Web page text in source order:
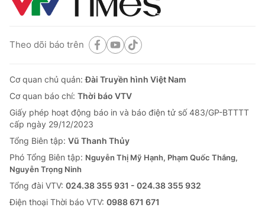
Theo dõi báo trên
Cơ quan chủ quản:Đài Truyền hình Việt Nam
Cơ quan báo chí: Thời báo VTV
Giấy phép hoạt động báo in và báo điện tử số 483/GP-BTTTT
cấp ngày 29/12/2023
Tổng Biên tập: Vũ Thanh Thủy
Phó Tổng Biên tập: Nguyễn Thị Mỹ Hạnh, Phạm Quốc Thắng,
Nguyễn Trọng Ninh
Tổng đài VTV: 024.38 355 931 - 024.38 355 932
Ðiện thoại Thời báo VTV: 0988 671 671